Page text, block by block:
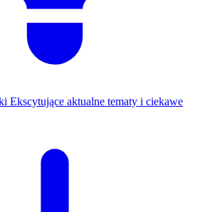
Ekscytujące aktualne tematy i ciekawe